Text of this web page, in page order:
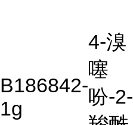
B186842-
1g
4-溴
噻
吩-2-